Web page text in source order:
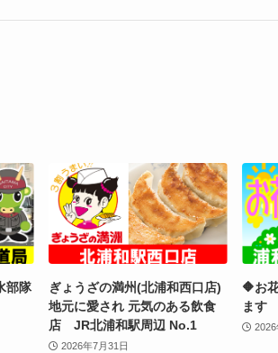
部隊
ぎょうざの満州(北浦和西口店)
地元に愛され 元気のある飲食
店 JR北浦和駅周辺 No.1
2026年7月31日
🔶お
ます
2026